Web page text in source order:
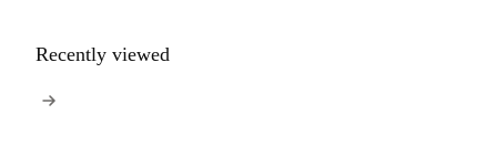
Recently viewed